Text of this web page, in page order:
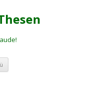
Zum
springen